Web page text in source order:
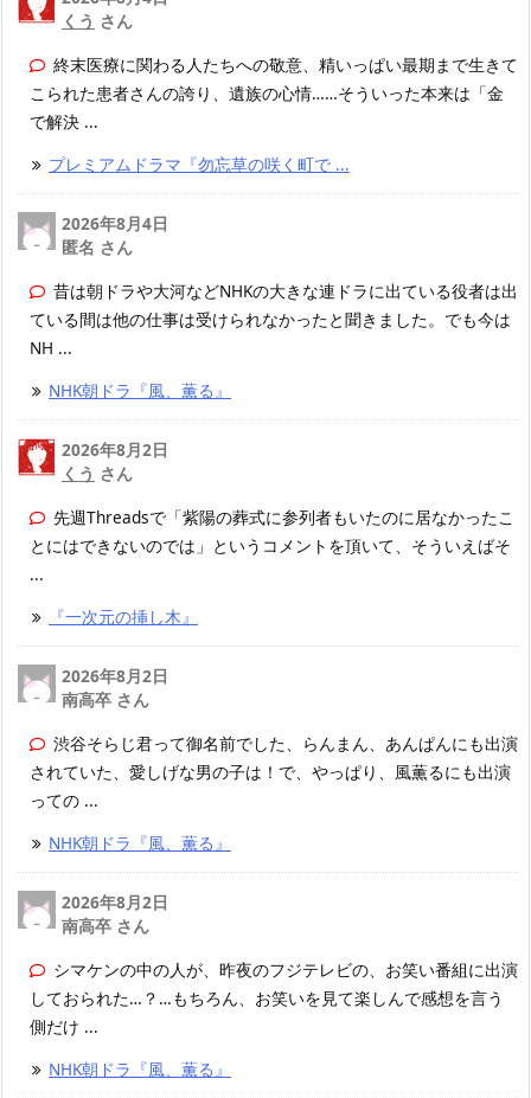
くう さん
終末医療に関わる人たちへの敬意、精いっぱい最期まで生きて
こられた患者さんの誇り、遺族の心情……そういった本来は「金
で解決 ...
プレミアムドラマ『勿忘草の咲く町で ...
2026年8月4日
匿名 さん
昔は朝ドラや大河などNHKの大きな連ドラに出ている役者は出
ている間は他の仕事は受けられなかったと聞きました。でも今は
NH ...
NHK朝ドラ『風、薫る』
2026年8月2日
くう さん
先週Threadsで「紫陽の葬式に参列者もいたのに居なかったこ
とにはできないのでは」というコメントを頂いて、そういえばそ
...
『一次元の挿し木』
2026年8月2日
南高卒 さん
渋谷そらじ君って御名前でした、らんまん、あんぱんにも出演
されていた、愛しげな男の子は！で、やっぱり、風薫るにも出演
っての ...
NHK朝ドラ『風、薫る』
2026年8月2日
南高卒 さん
シマケンの中の人が、昨夜のフジテレビの、お笑い番組に出演
しておられた…？…もちろん、お笑いを見て楽しんで感想を言う
側だけ ...
NHK朝ドラ『風、薫る』